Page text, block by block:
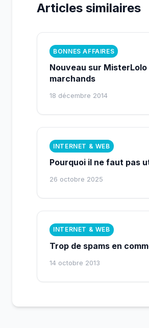
Articles similaires
BONNES AFFAIRES
Nouveau sur
marchands
18 décembre 2014
INTERNET & WEB
Pourquoi il ne faut pas
26 octobre 2025
INTERNET & WEB
Trop de spams en
14 octobre 2013